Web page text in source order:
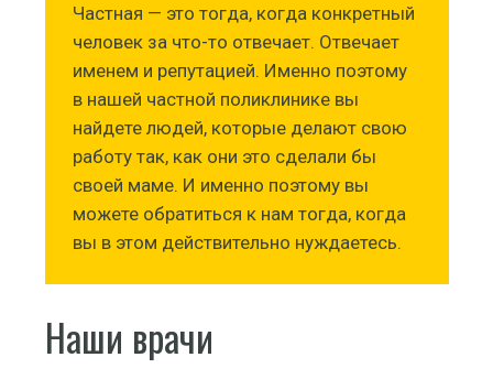
Частная — это тогда, когда конкретный
человек за что-то отвечает. Отвечает
именем и репутацией. Именно поэтому
в нашей частной поликлинике вы
найдете людей, которые делают свою
работу так, как они это сделали бы
своей маме. И именно поэтому вы
можете обратиться к нам тогда, когда
вы в этом действительно нуждаетесь.
Наши врачи